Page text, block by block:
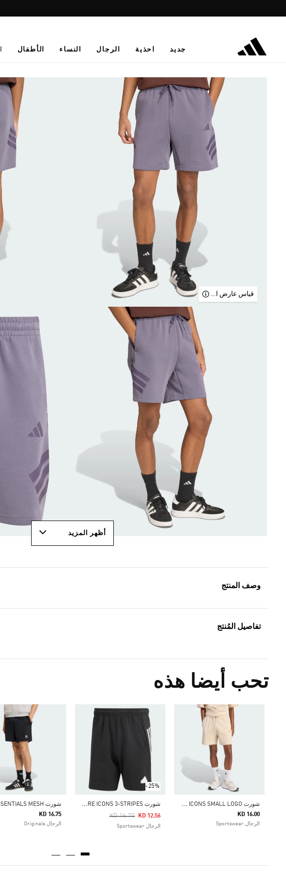
جديد احذية الرجال النساء الأطفال
قياس عارض الأزياء
أظهر المزيد
وصف المنتج
تفاصيل المُنتج
تحب أيضا هذه
ش
ورت FUTURE ICONS SMALL LOGO
KD 16.00
الرجال Sportswear
-25%
ش
ورت FUTURE ICONS 3-STRIPES
Price Reduced From
KD 16.75
To KD 12.56
الرجال Sportswear
KD 16.75
الرجال Originals